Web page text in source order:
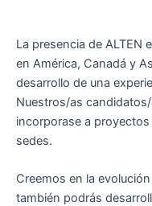
La presencia de ALTEN
en América, Canadá y
desarrollo de una
Nuestros/as
incorporase a
sedes.
Creemos en la
también podrás